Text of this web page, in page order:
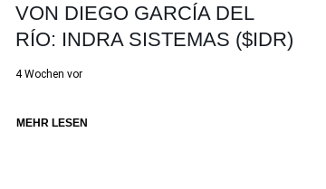
VON DIEGO GARCÍA DEL
RÍO: INDRA SISTEMAS ($IDR)
4 Wochen vor
MEHR LESEN